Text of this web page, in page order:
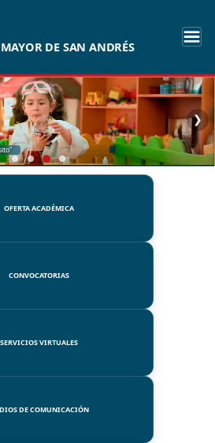
DE SAN ANDRÉS
❯
OFERTA ACADÉMICA
CONVOCATORIAS
SERVICIOS VIRTUALES
DE COMUNICACIÓN